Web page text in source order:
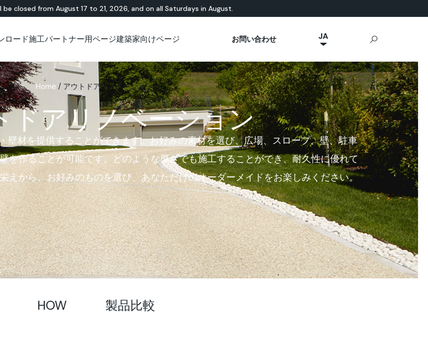
be closed from August 17 to 21, 2026, and on all Saturdays in August.
無機・樹脂ハイブリ
ッド
Solidro
Purometallo
Acid-Stain
テラゾー
Lixio®
Lixio®+
天然素材ベース 屋外用コンクリート
Stamped Concrete
Sassoitalia®
アウトドア
公共エリア
屋外リビング
広場
舗装
遊園地
スロープ
ショールーム Ideal News
ロード
技術資料について
施工パートナー用ページ
チュートリアル App Ideal Work
建築家向けページ
技術資料について
お問い合わせ JA
IT
FR
ES
EN
DE
Home / アウトドアリノベーション
ドアリノベーション
壁材を提供することができます。お好みの素材を選び、広場、スロープ、壁、駐車
を作ることが可能です。どのような厚さでも施工することができ、耐久性に優れて
えから、お好みのものを選び、あなただけのオーダーメイドをお楽しみください。
HOW 製品比較